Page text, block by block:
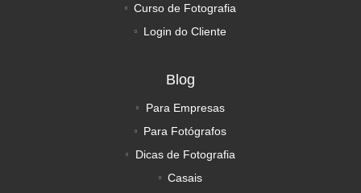
Curso de Fotografia
Login do Cliente
Blog
Para Empresas
Para Fotógrafos
Dicas de Fotografia
Casais